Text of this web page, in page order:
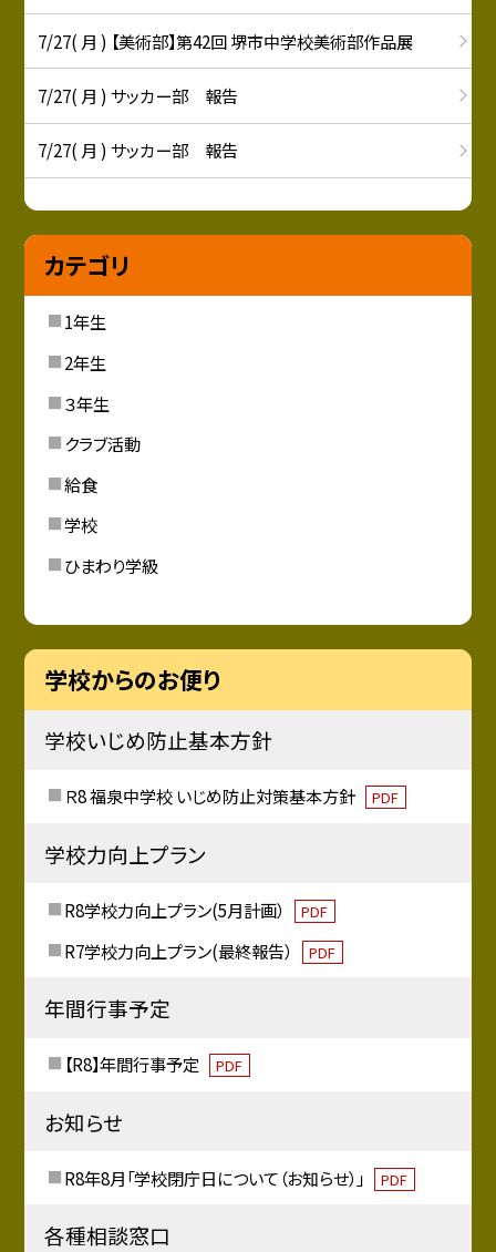
7/27( 月 ) 【美術部】第42回 堺市中学校美術部作品展
7/27( 月 ) サッカー部 報告
7/27( 月 ) サッカー部 報告
カテゴリ
1年生
2年生
３年生
クラブ活動
給食
学校
ひまわり学級
学校からのお便り
学校いじめ防止基本方針
Ｒ8 福泉中学校 いじめ防止対策基本方針 PDF
学校力向上プラン
R8学校力向上プラン(5月計画） PDF
R7学校力向上プラン(最終報告） PDF
年間行事予定
【R8】年間行事予定 PDF
お知らせ
R8年8月「学校閉庁日について（お知らせ）」 PDF
各種相談窓口